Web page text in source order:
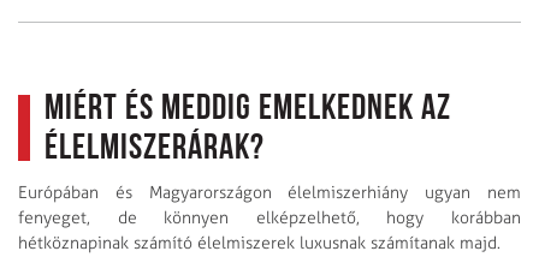
Miért és meddig emelkednek az
élelmiszerárak?
Európában és Magyarországon élelmiszerhiány ugyan nem
fenyeget, de könnyen elképzelhető, hogy korábban
hétköznapinak számító élelmiszerek luxusnak számítanak majd.